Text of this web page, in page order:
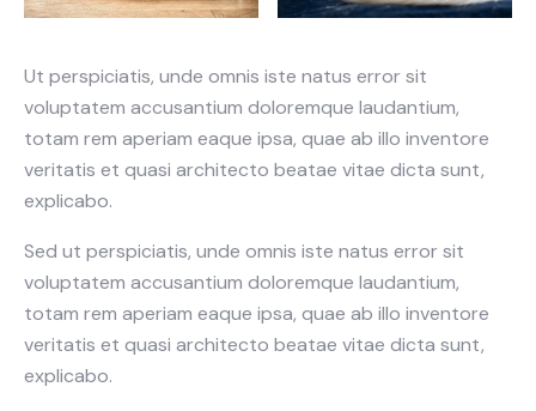
Ut perspiciatis, unde omnis iste natus error sit
voluptatem accusantium doloremque laudantium,
totam rem aperiam eaque ipsa, quae ab illo inventore
veritatis et quasi architecto beatae vitae dicta sunt,
explicabo.
Sed ut perspiciatis, unde omnis iste natus error sit
voluptatem accusantium doloremque laudantium,
totam rem aperiam eaque ipsa, quae ab illo inventore
veritatis et quasi architecto beatae vitae dicta sunt,
explicabo.